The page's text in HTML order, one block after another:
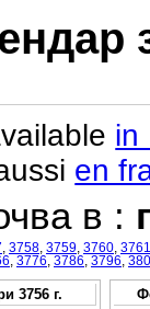
in
en
в :
3758 3759 3760 3761
3776 3786 3796
3756 г.